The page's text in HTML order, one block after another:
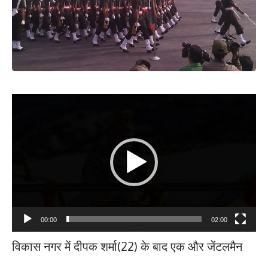
00:00 02:00
विकास नगर में दीपक शर्मा(22) के बाद एक और जेंटलमैन